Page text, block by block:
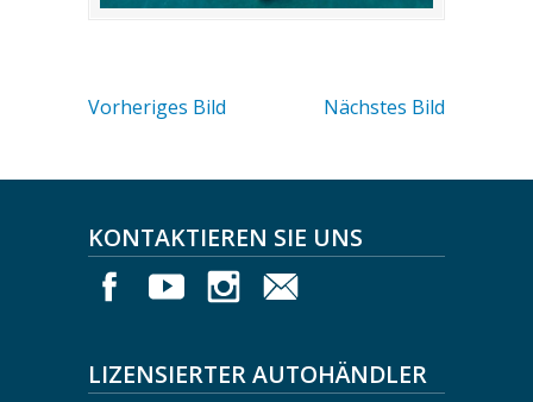
Vorheriges Bild Nächstes Bild
KONTAKTIEREN SIE UNS
LIZENSIERTER AUTOHÄNDLER